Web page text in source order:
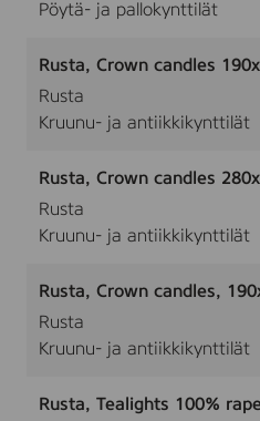
Pöytä- ja pallokynttilät
Rusta, Crown candles
Rusta
Kruunu- ja antiikkikynttilät
Rusta, Crown candles
Rusta
Kruunu- ja antiikkikynttilät
Rusta, Crown candles,
Rusta
Kruunu- ja antiikkikynttilät
Rusta, Tealights 100%